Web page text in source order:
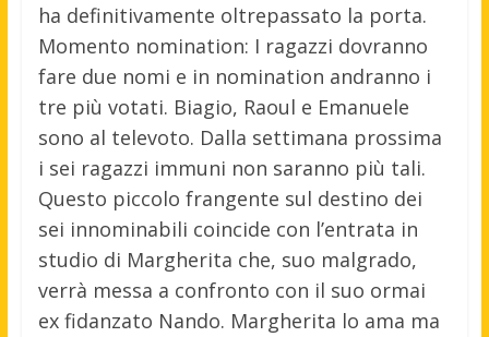
ha definitivamente oltrepassato la porta.
Momento nomination: I ragazzi dovranno
fare due nomi e in nomination andranno i
tre più votati. Biagio, Raoul e Emanuele
sono al televoto. Dalla settimana prossima
i sei ragazzi immuni non saranno più tali.
Questo piccolo frangente sul destino dei
sei innominabili coincide con l’entrata in
studio di Margherita che, suo malgrado,
verrà messa a confronto con il suo ormai
ex fidanzato Nando. Margherita lo ama ma